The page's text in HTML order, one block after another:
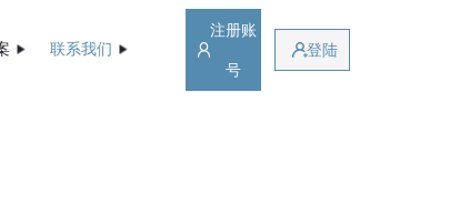
联系我们
注册账
号
登陆